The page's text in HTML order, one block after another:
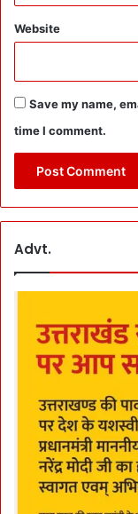
Website
Save my name,
time I comment.
Advt.